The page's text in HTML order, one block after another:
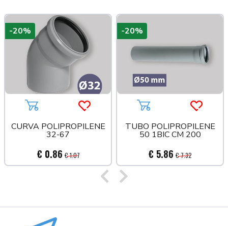
più tardi
Aggiungi al carrelloAcquista più tardi
CURVA POLIPROPILENE
32-67
€ 0.86 € 1.07
-20%
Aggiungi al carrello
TUBO POLIPROPILENE
50 1BIC CM 200
€ 5.86 € 7.32
-20%